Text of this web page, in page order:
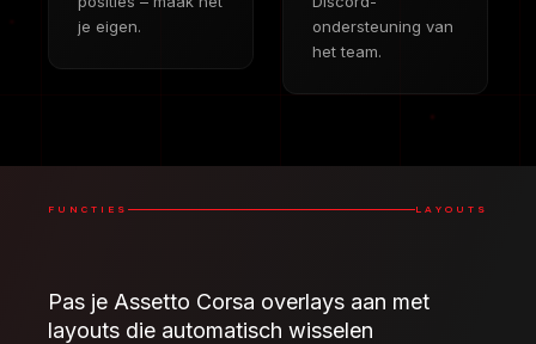
je eigen.
ondersteuning van
het team.
FUNCTIES LAYOUTS
Pas je Assetto Corsa overlays aan met
layouts die automatisch wisselen